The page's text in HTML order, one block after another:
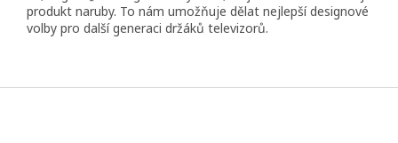
produkt naruby. To nám umožňuje dělat nejlepší designové
volby pro další generaci držáků televizorů.
Z